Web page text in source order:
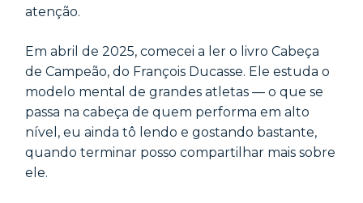
atenção.
Em abril de 2025, comecei a ler o livro Cabeça
de Campeão, do François Ducasse. Ele estuda o
modelo mental de grandes atletas — o que se
passa na cabeça de quem performa em alto
nível, eu ainda tô lendo e gostando bastante,
quando terminar posso compartilhar mais sobre
ele.